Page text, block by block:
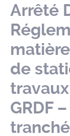
Arrêté
de
GRDF